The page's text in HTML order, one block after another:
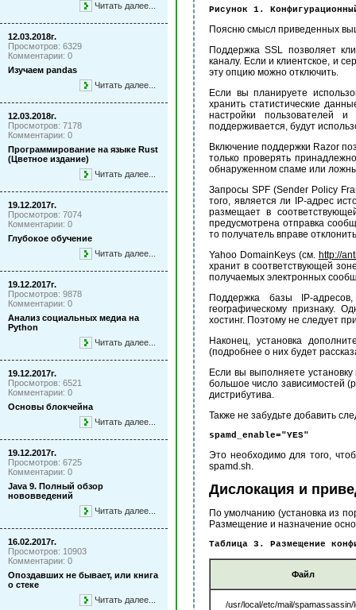
Читать далее...
12.03.2018г.
Просмотров: 6329
Комментарии: 0
Изучаем pandas
Читать далее...
12.03.2018г.
Просмотров: 7178
Комментарии: 0
Программирование на языке Rust
(Цветное издание)
Читать далее...
19.12.2017г.
Просмотров: 7074
Комментарии: 0
Глубокое обучение
Читать далее...
19.12.2017г.
Просмотров: 9878
Комментарии: 0
Анализ социальных медиа на
Python
Читать далее...
19.12.2017г.
Просмотров: 6521
Комментарии: 0
Основы блокчейна
Читать далее...
19.12.2017г.
Просмотров: 6725
Комментарии: 0
Java 9. Полный обзор
нововведений
Читать далее...
16.02.2017г.
Просмотров: 10903
Комментарии: 0
Опоздавших не бывает, или книга
о стеке
Читать далее...
Рисунок 1.
Поясню смысл приведенных
Поддержка SSL позволяет
каналу. Если и клиентское, и
эту опцию можно отключить.
Если вы планируете
хранить статистические
настройки
поддерживается, будут
Включение поддержки Razor
только проверять
обнаруженном спаме или
Запросы SPF (Sender Policy
того, является ли IP-адрес
размещает в
предусмотрена отправка
то получатель вправе
Yahoo DomainKeys (см. http://
хранит в соответствующей
получаемых электронных
Поддержка базы IP-
географическому признаку.
хостинг. Поэтому не следует
Наконец, установка
(подробнее о них будет
Если вы выполняете
большое число зависимостей
дистрибутива.
Также не забудьте добавить
spamd_enable="YES"
Это необходимо для того,
spamd.sh.
Дислокация и
По умолчанию (установка из
Размещение и назначение
Таблица 3. Размещение
Файл
/usr/local/etc/mail/spamassassin/